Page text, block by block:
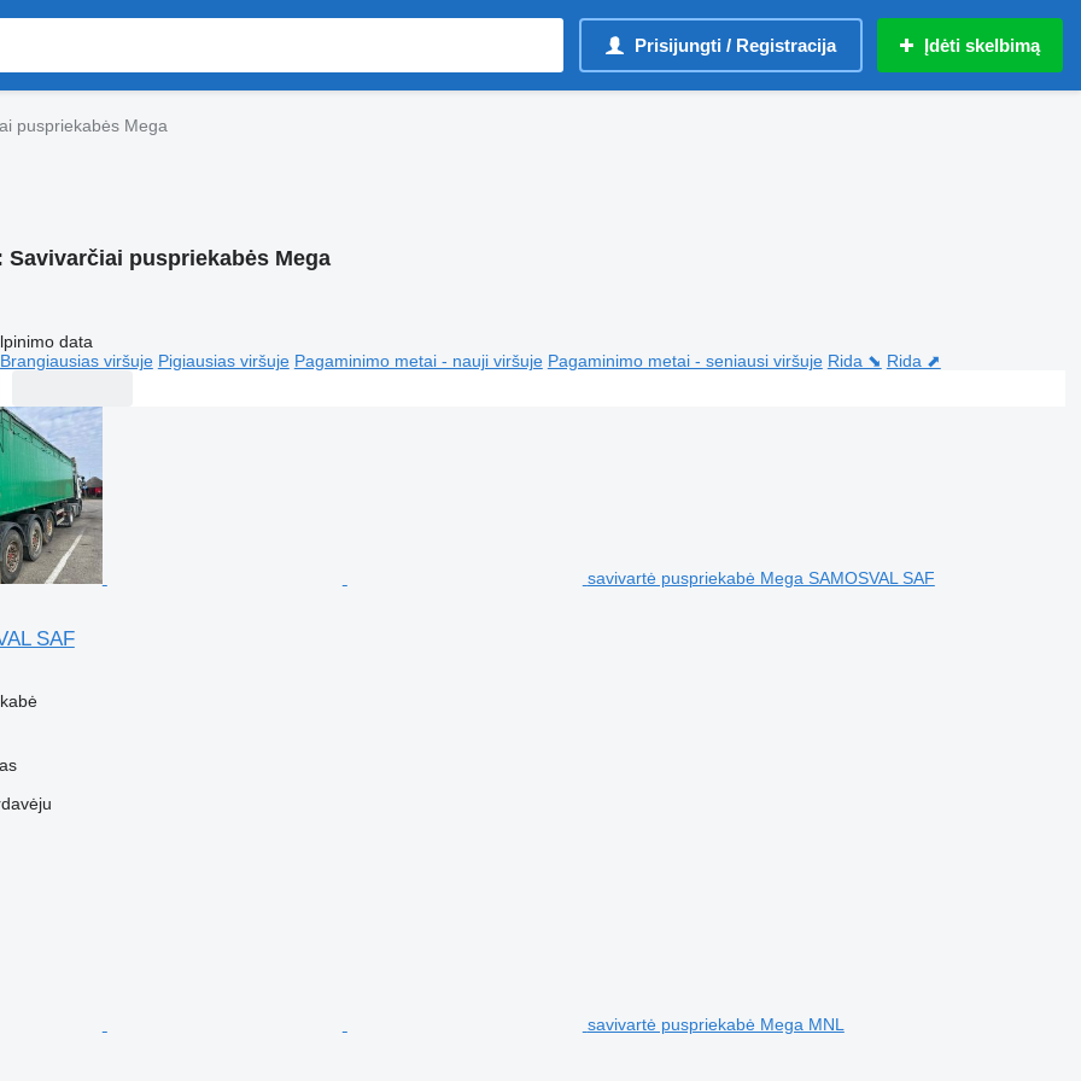
Prisijungti / Registracija Įdėti skelbimą
puspriekabės Mega
Savivarčiai puspriekabės Mega
data
Brangiausias viršuje Pigiausias viršuje Pagaminimo metai - nauji viršuje Pagaminimo metai - seniausi viršuje Rida ⬊ Rida ⬈
savivartė puspriekabė Mega SAMOSVAL SAF
SAF
savivartė puspriekabė Mega MNL